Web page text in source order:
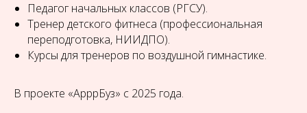
Педагог начальных классов (РГСУ).
Тренер детского фитнеса (профессиональная
переподготовка, НИИДПО).
Курсы для тренеров по воздушной гимнастике.
В проекте «АрррБуз» с 2025 года.